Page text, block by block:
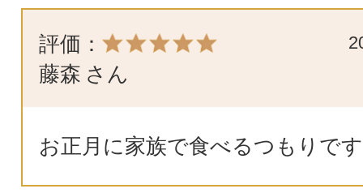
評価：
藤森 さん
お正月に家族で食べるつもりで